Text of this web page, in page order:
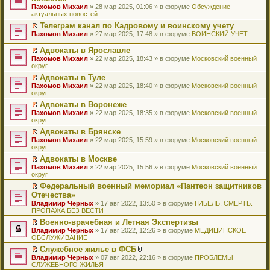
ю
щ
е
н
и
ю
о
о
б
щ
е
н
и
ю
о
м
у
с
о
б
щ
е
н
и
ю
а
н
н
м
у
с
о
о
б
щ
е
н
и
ю
о
ч
и
а
н
н
о
м
у
с
о
о
б
щ
е
н
и
ю
н
е
п
о
и
т
а
н
н
о
м
у
с
о
о
б
щ
е
н
и
ю
в
о
м
у
н
п
р
о
ч
и
т
а
н
н
о
м
у
с
о
о
б
щ
е
н
и
ю
п
е
р
о
м
у
н
е
п
р
о
ч
и
т
а
н
н
о
м
у
с
о
о
б
щ
е
н
и
ю
е
р
е
й
т
к
п
е
р
в
о
м
у
н
е
п
р
о
ч
и
т
а
н
н
о
м
у
с
о
о
б
щ
е
н
и
ю
Пахомов Михаил » 28 мар 2025, 01:06 » в форуме Обсуждение
актуальных новостей
П
р
е
й
т
и
к
п
е
р
в
о
м
у
н
е
п
р
о
ч
и
а
н
н
о
м
у
с
о
о
б
Телеграм канал по Кадровому и воинскому учету
Пахомов Михаил » 27 мар 2025, 17:48 » в форуме ВОИНСКИЙ УЧЕТ
П
е
р
е
й
т
и
к
п
е
р
в
о
м
у
н
е
п
р
о
ч
и
т
а
н
н
о
м
у
с
Адвокаты в Ярославле
Пахомов Михаил » 22 мар 2025, 18:43 » в форуме Московский военный
округ
П
е
р
е
й
т
и
к
п
е
р
в
о
м
у
н
е
п
р
о
ч
и
т
а
н
н
Адвокаты в Туле
Пахомов Михаил » 22 мар 2025, 18:40 » в форуме Московский военный
округ
П
е
р
е
й
т
и
к
п
е
р
в
о
м
у
н
е
п
р
о
ч
и
Адвокаты в Воронеже
Пахомов Михаил » 22 мар 2025, 18:35 » в форуме Московский военный
округ
П
е
р
е
й
т
и
к
п
е
р
в
о
м
у
н
е
п
р
Адвокаты в Брянске
Пахомов Михаил » 22 мар 2025, 15:59 » в форуме Московский военный
округ
П
е
р
е
й
т
и
к
п
е
р
в
о
м
у
Адвокаты в Москве
Пахомов Михаил » 22 мар 2025, 15:56 » в форуме Московский военный
округ
П
е
р
е
й
т
и
к
п
е
р
Федеральный военный мемориал «Пантеон защитников
Отечества»
Владимир Черных » 17 авг 2022, 13:50 » в форуме ГИБЕЛЬ. СМЕРТЬ.
ПРОПАЖА БЕЗ ВЕСТИ
П
е
р
е
й
т
Военно-врачебная и Летная Экспертизы
Владимир Черных » 17 авг 2022, 12:26 » в форуме МЕДИЦИНСКОЕ
ОБСЛУЖИВАНИЕ
П
е
Служебное жилье в ФСБ
В
Владимир Черных » 07 авг 2022, 22:16 » в форуме ПРОБЛЕМЫ
СЛУЖЕБНОГО ЖИЛЬЯ